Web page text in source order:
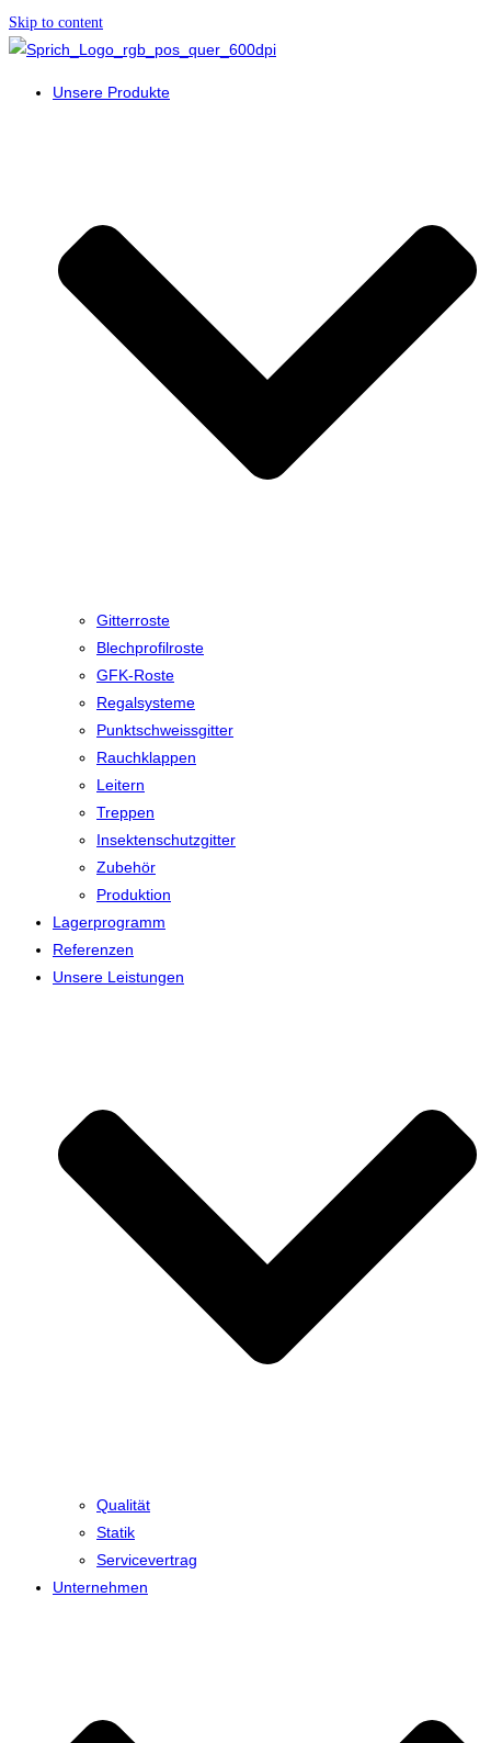
Skip to content
Unsere Produkte
Gitterroste
Blechprofilroste
GFK-Roste
Regalsysteme
Punktschweissgitter
Rauchklappen
Leitern
Treppen
Insektenschutzgitter
Zubehör
Produktion
Lagerprogramm
Referenzen
Unsere Leistungen
Qualität
Statik
Servicevertrag
Unternehmen